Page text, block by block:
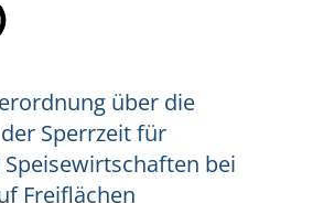
über die
Sperrzeit für
Speisewirtschaften bei
Freiflächen